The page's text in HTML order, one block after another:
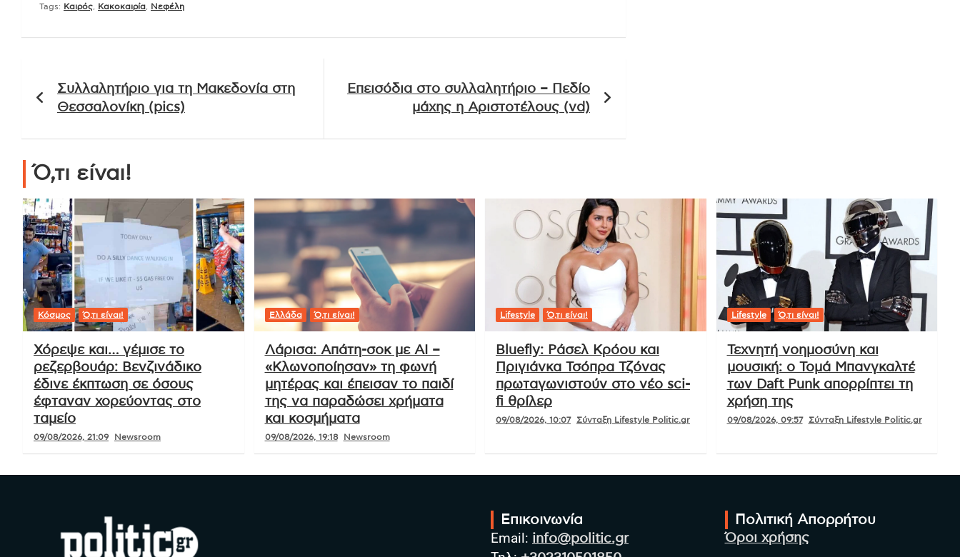
Tags: Καιρός Κακοκαιρία
Πλοήγηση
άρθρωνΣυλλαλητήριο για τη Μακεδονία στη
Θεσσαλονίκη (pics)
Επεισόδια στο συλλαλητήριο – Πεδίο
μάχης η Αριστοτέλους (vd)
Ό,τι είναι!
Ό,τι είναι!
Χόρεψε και… γέμισε το
Lifestyle Ό,τι είναι!
Bluefly: Ράσελ Κρόου και
Lifestyle Ό,τι είναι!